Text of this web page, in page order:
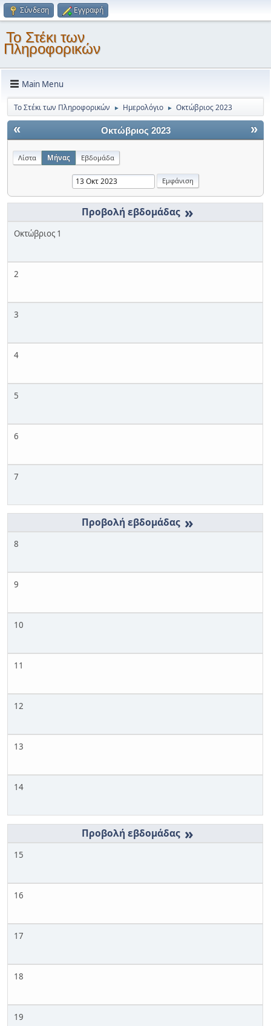
Σύνδεση Εγγραφή
Το Στέκι των
Πληροφορικών
Main Menu
Το Στέκι των Πληροφορικών ► Ημερολόγιο ► Οκτώβριος 2023
« »
Οκτώβριος 2023
Λίστα Μήνας Εβδομάδα
»
Οκτώβριος 1
2
3
4
5
6
7
»
8
9
10
11
12
13
14
»
15
16
17
18
19